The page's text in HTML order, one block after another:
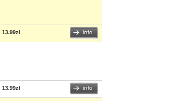
13.99zł
13.99zł